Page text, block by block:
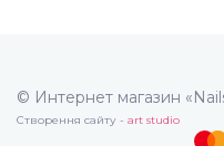
© Интернет магазин
Створення сайту - art studio